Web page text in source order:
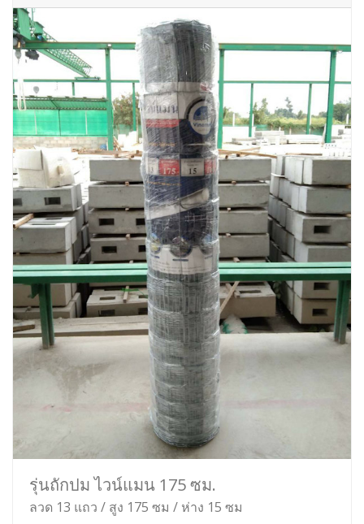
รุ่นถักปม ไวน์แมน 175 ซม.
ลวด 13 แถว / สูง 175 ซม / ห่าง 15 ซม